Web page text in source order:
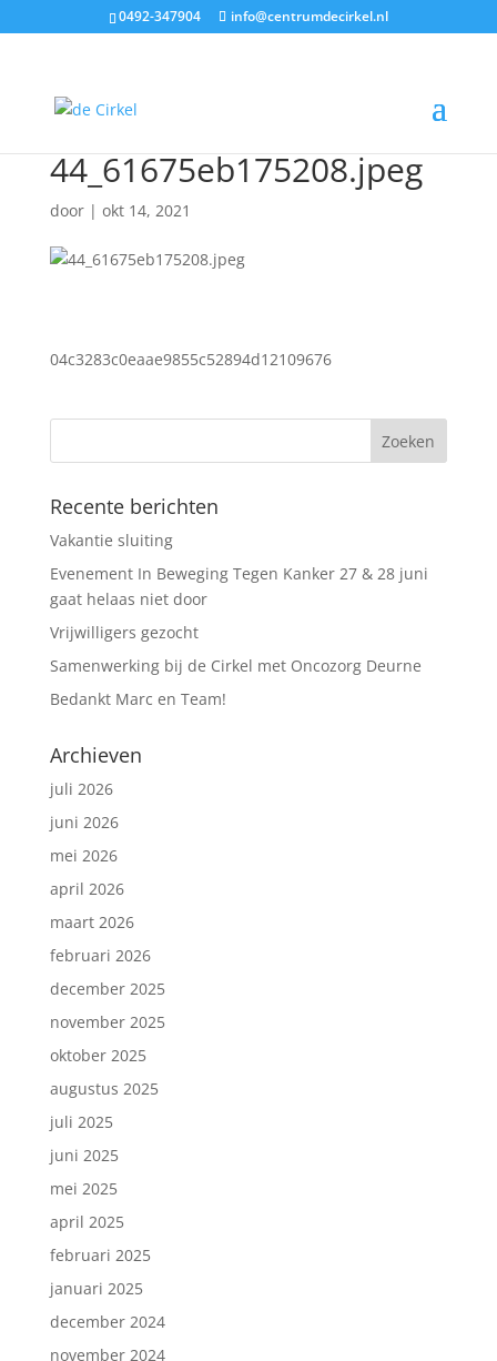
0492-347904 info@centrumdecirkel.nl
44_61675eb175208.jpeg
door | okt 14, 2021
04c3283c0eaae9855c52894d12109676
Recente berichten
Vakantie sluiting
Evenement In Beweging Tegen Kanker 27 & 28 juni
gaat helaas niet door
Vrijwilligers gezocht
Samenwerking bij de Cirkel met Oncozorg Deurne
Bedankt Marc en Team!
Archieven
juli 2026
juni 2026
mei 2026
april 2026
maart 2026
februari 2026
december 2025
november 2025
oktober 2025
augustus 2025
juli 2025
juni 2025
mei 2025
april 2025
februari 2025
januari 2025
december 2024
november 2024